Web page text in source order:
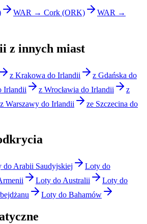
WAR → Cork (ORK)
WAR →
z innych miast
z Krakowa do Irlandii
z Gdańska do
Irlandii z Wrocławia do Irlandii
z
z Warszawy do Irlandii
ze Szczecina do
do Arabii Saudyjskiej
Loty do
Loty do Australii
Loty do
Loty do Bahamów